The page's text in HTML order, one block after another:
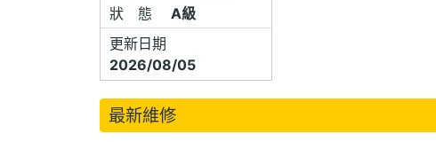
狀 態
A級
更新日期
2026/08/05
最新維修